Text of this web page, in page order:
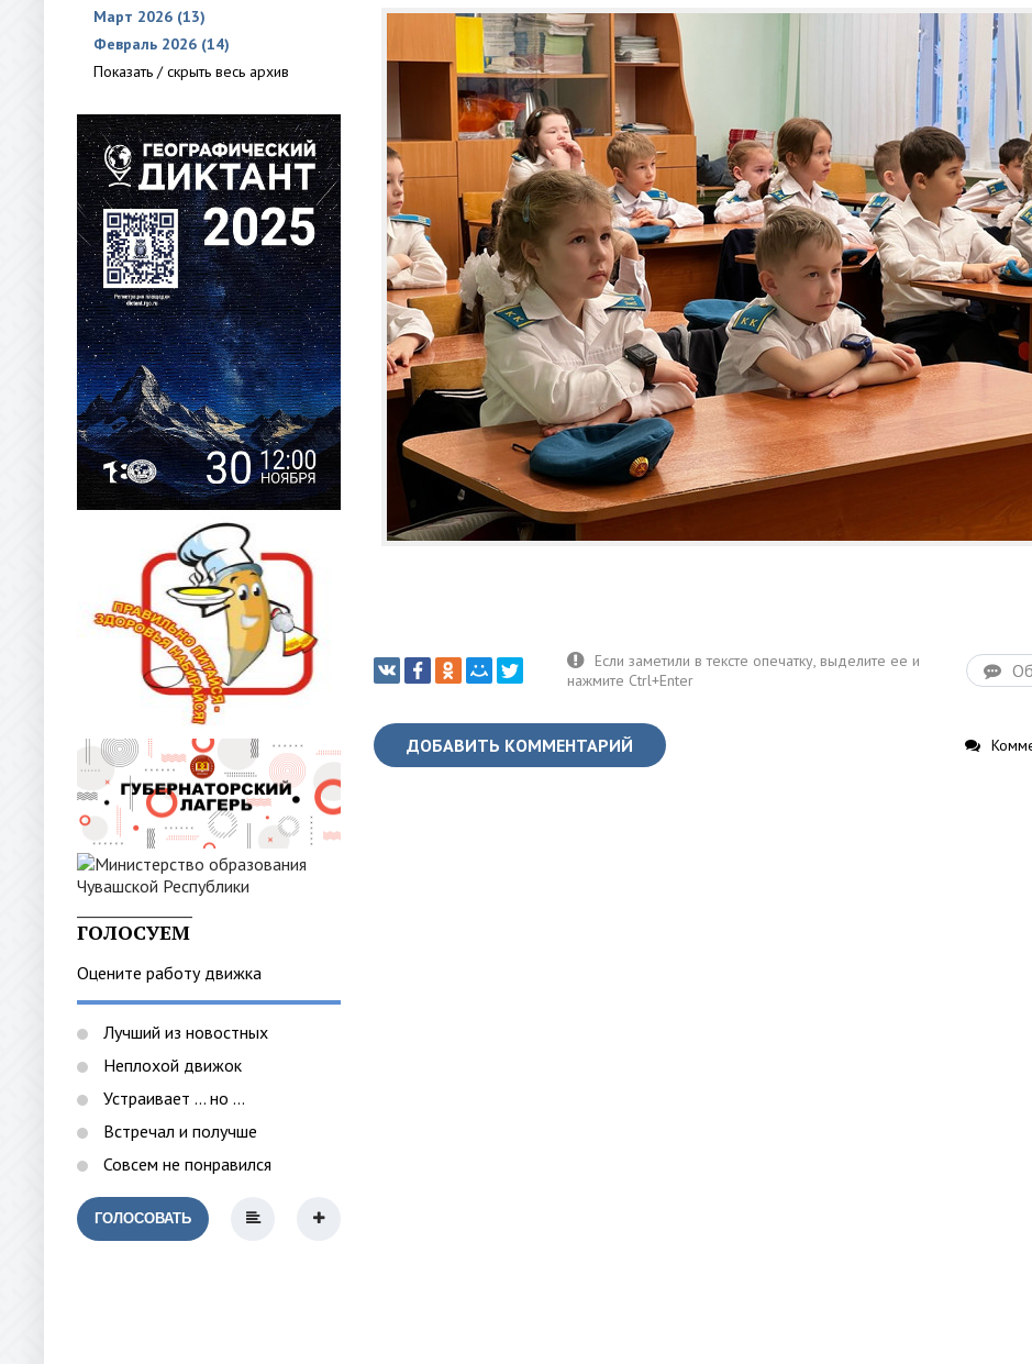
Март 2026 (13)
Февраль 2026 (14)
Показать / скрыть весь архив
ГОЛОСУЕМ
Оцените работу движка
Лучший из новостных
Неплохой движок
Устраивает ... но ...
Встречал и получше
Совсем не понравился
ГОЛОСОВАТЬ
ДОБАВИТЬ КОММЕНТАРИЙ